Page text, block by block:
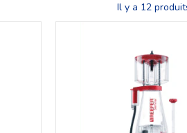
Il y a 12